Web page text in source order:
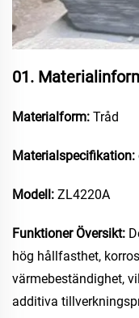
01.
Materialform: Tråd
Materialspecifikation:
Modell: ZL4220A
Funktioner Översikt:
hög hållfasthet,
värmebeständighet,
additiva